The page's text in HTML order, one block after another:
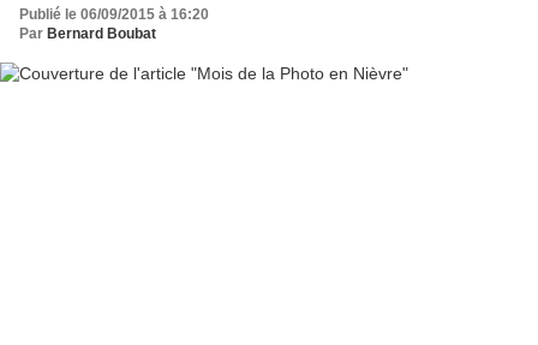
Publié le 06/09/2015 à 16:20
Par Bernard Boubat